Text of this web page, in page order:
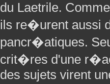
du Laetrile.
ils re�urent aussi
pancr�atiques.
crit�res d'une
des sujets virent